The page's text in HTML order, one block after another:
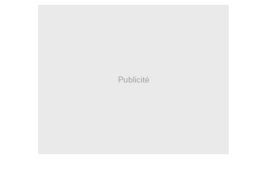
Publicité